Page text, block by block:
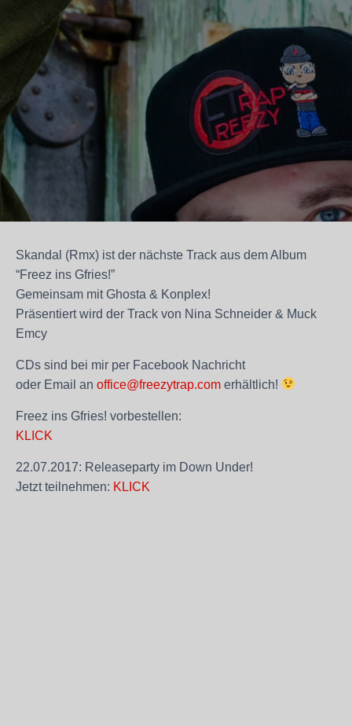
Skandal (Rmx) ist der nächste Track aus dem Album
“Freez ins Gfries!”
Gemeinsam mit Ghosta​ & Konplex​!
Präsentiert wird der Track von Nina Schneider​ & Muck
Emcy​
CDs sind bei mir per Facebook Nachricht
oder Email an office@freezytrap.com erhältlich!
Freez ins Gfries! vorbestellen:
KLICK
22.07.2017: Releaseparty im Down Under!
Jetzt teilnehmen: KLICK